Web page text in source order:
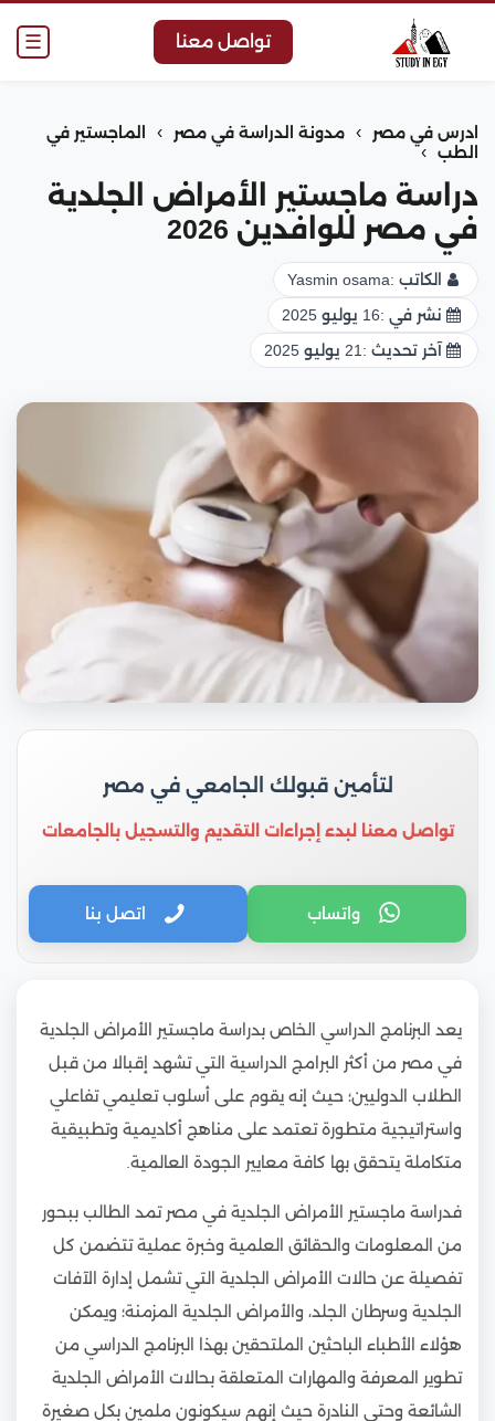
☰ تواصل معنا
ادرس في مصر › مدونة الدراسة في مصر ›
الماجستير في
الطب
›
دراسة ماجستير الأمراض الجلدية
في مصر للوافدين 2026
الكاتب :Yasmin osama
نشر في :16 يوليو 2025
آخر تحديث : 21 يوليو 2025
لتأمين قبولك الجامعي في مصر
تواصل معنا لبدء إجراءات التقديم والتسجيل بالجامعات
واتساب اتصل بنا
يعد البرنامج الدراسي الخاص بدراسة ماجستير الأمراض الجلدية
في مصر من أكثر البرامج الدراسية التي تشهد إقبالا من قبل
الطلاب الدوليين؛ حيث إنه يقوم على أسلوب تعليمي تفاعلي
واستراتيجية متطورة تعتمد على مناهج أكاديمية وتطبيقية
متكاملة يتحقق بها كافة معايير الجودة العالمية.
فدراسة ماجستير الأمراض الجلدية في مصر تمد الطالب ببحور
من المعلومات والحقائق العلمية وخبرة عملية تتضمن كل
تفصيلة عن حالات الأمراض الجلدية التي تشمل إدارة الآفات
الجلدية وسرطان الجلد، والأمراض الجلدية المزمنة؛ ويمكن
هؤلاء الأطباء الباحثين الملتحقين بهذا البرنامج الدراسي من
تطوير المعرفة والمهارات المتعلقة بحالات الأمراض الجلدية
الشائعة وحتى النادرة حيث إنهم سيكونون ملمين بكل صغيرة